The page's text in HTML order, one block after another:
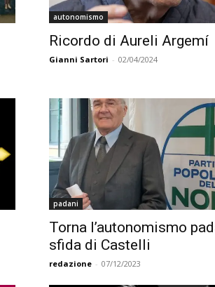
autonomismo
Ricordo di Aureli Argemí
Gianni Sartori - 02/04/2024
padani
Torna l’autonomismo
sfida di Castelli
redazione - 07/12/2023